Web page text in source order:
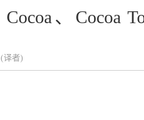
、Cocoa
译者)